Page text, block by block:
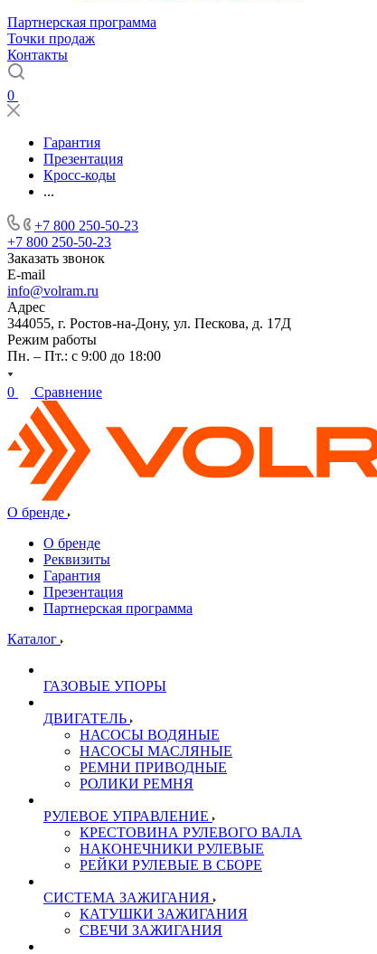
Партнерская программа
Точки продаж
Контакты
0
Гарантия
Презентация
Кросс-коды
...
+7 800 250-50-23
+7 800 250-50-23
Заказать звонок
E-mail
info@volram.ru
Адрес
344055, г. Ростов-на-Дону, ул. Пескова, д. 17Д
Режим работы
Пн. – Пт.: с 9:00 до 18:00
0 Сравнение
О бренде
О бренде
Реквизиты
Гарантия
Презентация
Партнерская программа
Каталог
ГАЗОВЫЕ УПОРЫ
ДВИГАТЕЛЬ
НАСОСЫ ВОДЯНЫЕ
НАСОСЫ МАСЛЯНЫЕ
РЕМНИ ПРИВОДНЫЕ
РОЛИКИ РЕМНЯ
РУЛЕВОЕ УПРАВЛЕНИЕ
КРЕСТОВИНА РУЛЕВОГО ВАЛА
НАКОНЕЧНИКИ РУЛЕВЫЕ
РЕЙКИ РУЛЕВЫЕ В СБОРЕ
СИСТЕМА ЗАЖИГАНИЯ
КАТУШКИ ЗАЖИГАНИЯ
СВЕЧИ ЗАЖИГАНИЯ